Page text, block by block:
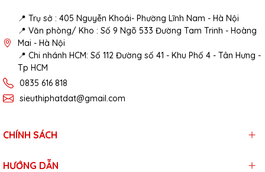
📍 Trụ sở : 405 Nguyễn Khoái- Phường Lĩnh Nam - Hà Nội
📍 Văn phòng/ Kho : Số 9 Ngõ 533 Đường Tam Trinh - Hoàng
Mai - Hà Nội
📍 Chi nhánh HCM: Số 112 Đường số 41 - Khu Phố 4 - Tân Hưng -
Tp HCM
0835 616 818
sieuthiphatdat@gmail.com
CHÍNH SÁCH
HƯỚNG DẪN